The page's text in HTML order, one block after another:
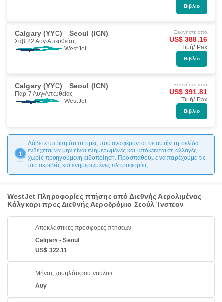
Βιβλίο
Calgary (YYC) Seoul (ICN)
Σάβ 22 Αυγ Απευθείας
WestJet
Ξεκινήστε από
US$ 388.16
Τιμή/ Pax
Βιβλίο
Calgary (YYC) Seoul (ICN)
Παρ 7 Αυγ Απευθείας
WestJet
Ξεκινήστε από
US$ 391.81
Τιμή/ Pax
Βιβλίο
Λάβετε υπόψη ότι οι τιμές που αναφέρονται σε αυτήν τη σελίδα
ενδέχεται να μην είναι ενημερωμένες και υπόκεινται σε αλλαγές
χωρίς προηγούμενη ειδοποίηση. Προσπαθούμε να παρέχουμε τις
πιο ακριβείς και ενημερωμένες πληροφορίες.
WestJet Πληροφορίες πτήσης από Διεθνής Αερολιμένας
Κάλγκαρι προς Διεθνής Αεροδρόμιο Σεούλ Ίνστεον
Αποκλειστικές προσφορές πτήσεων
Calgary - Seoul
US$ 322.11
Μήνας χαμηλότερου ναύλου
Αυγ